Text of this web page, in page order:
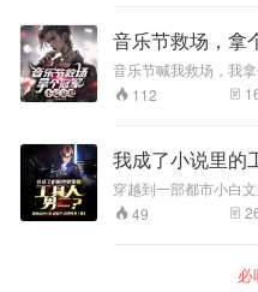
价钱！对了，那边李
修炼的时候就不会昏
个发电机......什么？我
两边需要的东西顺带
个愿打一个愿挨，我
作者：忧郁的皮皮虾
音乐节救场，拿
乐爆爽
音乐节喊我救场，我拿个
疑我抄袭，现场写歌打脸不过
写小说，《神雕侠侣
也不过分吧？ 我要做游戏，吞并腾讯就很合理了
吧？ 但是鹰国哭着喊我收手就有点过分了，以前
崇洋媚外，现在崇华
112
我成了小说里的
穿越到一部都市小白
狗富二代男二？ 冷落倾国大美女女二，却全心全
意、无怨无悔、不求
得这种狗屎喂毒剧情都滚吧！ 舔狗
女主要去找男主就去
49
必